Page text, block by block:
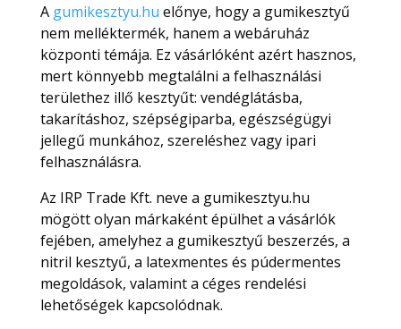
A gumikesztyu.hu előnye, hogy a gumikesztyű
nem melléktermék, hanem a webáruház
központi témája. Ez vásárlóként azért hasznos,
mert könnyebb megtalálni a felhasználási
területhez illő kesztyűt: vendéglátásba,
takarításhoz, szépségiparba, egészségügyi
jellegű munkához, szereléshez vagy ipari
felhasználásra.
Az IRP Trade Kft. neve a gumikesztyu.hu
mögött olyan márkaként épülhet a vásárlók
fejében, amelyhez a gumikesztyű beszerzés, a
nitril kesztyű, a latexmentes és púdermentes
megoldások, valamint a céges rendelési
lehetőségek kapcsolódnak.